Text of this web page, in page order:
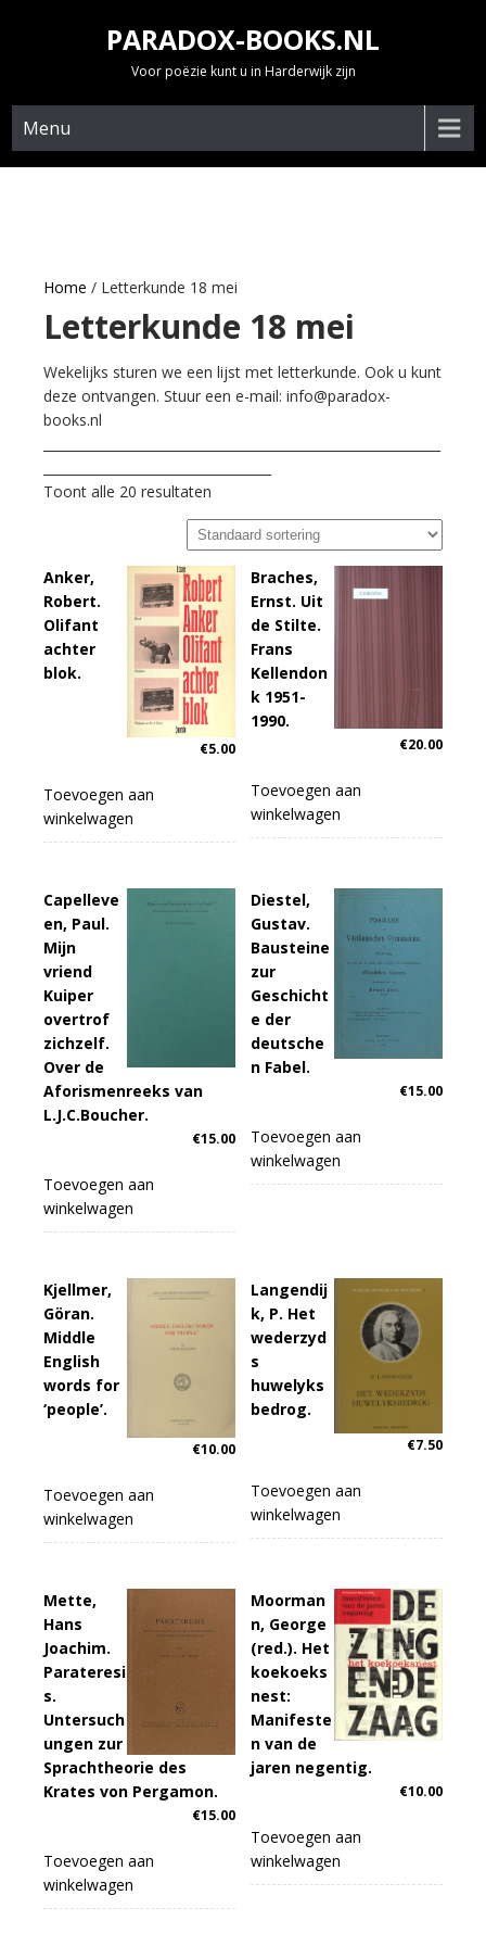
PARADOX-BOOKS.NL
Voor poëzie kunt u in Harderwijk zijn
Menu
Home / Letterkunde 18 mei
Letterkunde 18 mei
Wekelijks sturen we een lijst met letterkunde. Ook u kunt
deze ontvangen. Stuur een e-mail: info@paradox-
books.nl
Toont alle 20 resultaten
Anker,
Robert.
Olifant
achter
blok.
€5.00
Toevoegen aan
winkelwagen
Braches,
Ernst. Uit
de Stilte.
Frans
Kellendon
k 1951-
1990.
€20.00
Toevoegen aan
winkelwagen
Capelleve
en, Paul.
Mijn
vriend
Kuiper
overtrof
zichzelf.
Over de
Aforismenreeks van
L.J.C.Boucher.
€15.00
Toevoegen aan
winkelwagen
Diestel,
Gustav.
Bausteine
zur
Geschicht
e der
deutsche
n Fabel.
€15.00
Toevoegen aan
winkelwagen
Kjellmer,
Göran.
Middle
English
words for
‘people’.
€10.00
Toevoegen aan
winkelwagen
Langendij
k, P. Het
wederzyd
s
huwelyks
bedrog.
€7.50
Toevoegen aan
winkelwagen
Mette,
Hans
Joachim.
Parateresi
s.
Untersuch
ungen zur
Sprachtheorie des
Krates von Pergamon.
€15.00
Toevoegen aan
winkelwagen
Moorman
n, George
(red.). Het
koekoeks
nest:
Manifeste
n van de
jaren negentig.
€10.00
Toevoegen aan
winkelwagen